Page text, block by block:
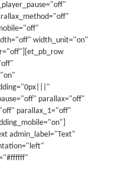
width_unit="on"
parallax="off"
parallax_1="off"
admin_label="Text"